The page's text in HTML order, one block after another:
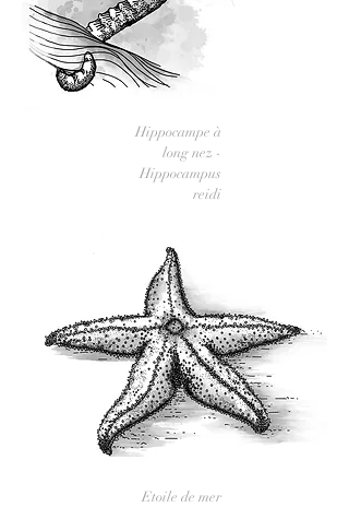
Hippocampe à
long nez -
Hippocampus
reidi
Etoile de mer